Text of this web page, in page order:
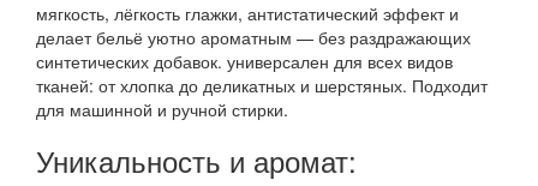
мягкость, лёгкость глажки, антистатический эффект и
делает бельё уютно ароматным — без раздражающих
синтетических добавок. универсален для всех видов
тканей: от хлопка до деликатных и шерстяных. Подходит
для машинной и ручной стирки.
Уникальность и аромат: